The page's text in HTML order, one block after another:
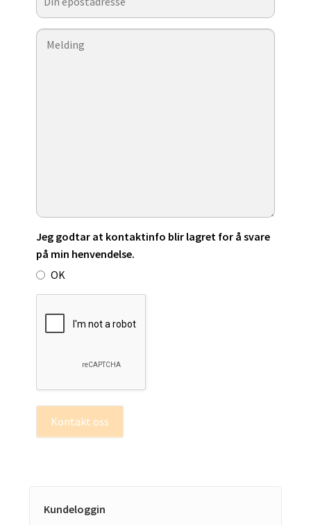
Jeg godtar at kontaktinfo blir lagret for å svare
på min henvendelse.
OK
Kontakt oss
Kundeloggin